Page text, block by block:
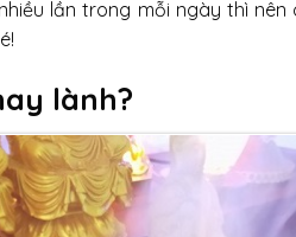
lần trong mỗi ngày thì
lành?